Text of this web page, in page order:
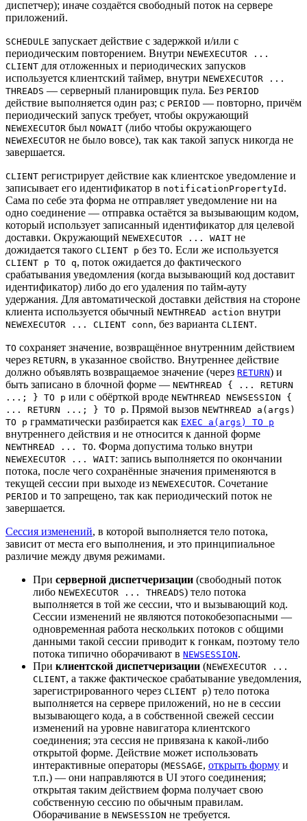
диспетчер); иначе создаётся свободный поток на сервере
приложений.
SCHEDULE запускает действие с задержкой и/или с
периодическим повторением. Внутри NEWEXECUTOR ...
CLIENT для отложенных и периодических запусков
используется клиентский таймер, внутри NEWEXECUTOR ...
THREADS — серверный планировщик пула. Без PERIOD
действие выполняется один раз; с PERIOD — повторно, причём
периодический запуск требует, чтобы окружающий
NEWEXECUTOR был NOWAIT (либо чтобы окружающего
NEWEXECUTOR не было вовсе), так как такой запуск никогда не
завершается.
CLIENT регистрирует действие как клиентское уведомление и
записывает его идентификатор в notificationPropertyId .
Сама по себе эта форма не отправляет уведомление ни на
одно соединение — отправка остаётся за вызывающим кодом,
который использует записанный идентификатор для целевой
доставки. Окружающий NEWEXECUTOR ... WAIT не
дожидается такого CLIENT p без TO. Если же используется
CLIENT p TO q, поток ожидается до фактического
срабатывания уведомления (когда вызывающий код доставит
идентификатор) либо до его удаления по тайм-ауту
удержания. Для автоматической доставки действия на стороне
клиента используется обычный NEWTHREAD action внутри
NEWEXECUTOR ... CLIENT conn, без варианта CLIENT.
TO сохраняет значение, возвращённое внутренним действием
через RETURN, в указанное свойство. Внутреннее действие
должно объявлять возвращаемое значение (через RETURN) и
быть записано в блочной форме — NEWTHREAD { ... RETURN
...; } TO p или с обёрткой вроде NEWTHREAD NEWSESSION {
... RETURN ...; } TO p. Прямой вызов NEWTHREAD a(args)
TO p грамматически разбирается как EXEC a(args) TO p
внутреннего действия и не относится к данной форме
NEWTHREAD ... TO. Форма допустима только внутри
NEWEXECUTOR ... WAIT: запись выполняется по окончании
потока, после чего сохранённые значения применяются в
текущей сессии при выходе из NEWEXECUTOR. Сочетание
PERIOD и TO запрещено, так как периодический поток не
завершается.
Сессия изменений, в которой выполняется тело потока,
зависит от места его выполнения, и это принципиальное
различие между двумя режимами.
При серверной диспетчеризации (свободный поток
либо NEWEXECUTOR ... THREADS) тело потока
выполняется в той же сессии, что и вызывающий код.
Сессии изменений не являются потокобезопасными —
одновременная работа нескольких потоков с общими
данными такой сессии приводит к гонкам, поэтому тело
потока типично оборачивают в NEWSESSION.
При клиентской диспетчеризации (NEWEXECUTOR ...
CLIENT, а также фактическое срабатывание уведомления,
зарегистрированного через CLIENT p) тело потока
выполняется на сервере приложений, но не в сессии
вызывающего кода, а в собственной свежей сессии
изменений на уровне навигатора клиентского
соединения; эта сессия не привязана к какой-либо
открытой форме. Действие может использовать
интерактивные операторы (MESSAGE, открыть форму и
т.п.) — они направляются в UI этого соединения;
открытая таким действием форма получает свою
собственную сессию по обычным правилам.
Оборачивание в NEWSESSION не требуется.